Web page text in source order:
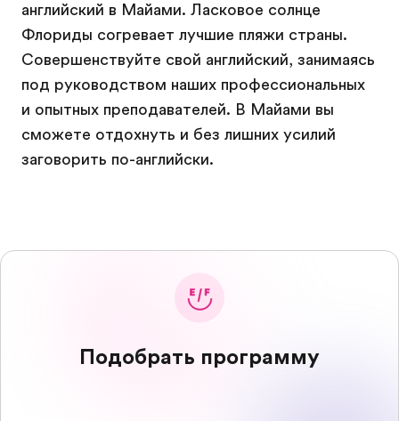
Карьера
Присоединиться к нашей команде
английский в Майами. Ласковое солнце
Флориды согревает лучшие пляжи страны.
Совершенствуйте свой английский, занимаясь
под руководством наших профессиональных
и опытных преподавателей. В Майами вы
сможете отдохнуть и без лишних усилий
заговорить по-английски.
Подобрать программу